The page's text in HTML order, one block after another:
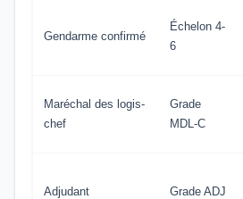
Gendarme confirmé
Échelon 4-
6
Maréchal des logis-
chef
Grade
MDL-C
Adjudant Grade ADJ